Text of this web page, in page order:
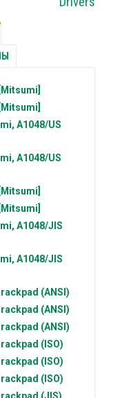
A1048/US
A1048/US
A1048/JIS
A1048/JIS
(ANSI)
(ANSI)
(ANSI)
(ISO)
(ISO)
(ISO)